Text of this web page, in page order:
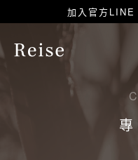
加入官方LINE